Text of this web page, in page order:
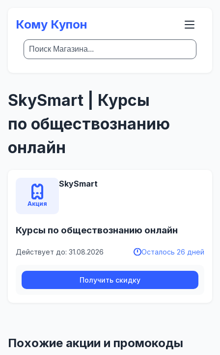
Кому Купон
SkySmart | Курсы
по обществознанию
онлайн
Акция
SkySmart
Курсы по обществознанию онлайн
Действует до: 31.08.2026 Осталось 26 дней
Получить скидку
Похожие акции и промокоды